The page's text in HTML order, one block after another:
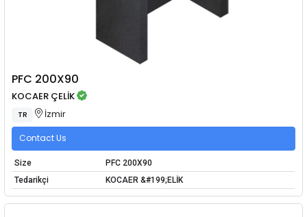
PFC 200X90
KOCAER ÇELİK
TR İzmir
Contact Us
Size
PFC 200X90
Tedarikçi
KOCAER &#199;ELİK